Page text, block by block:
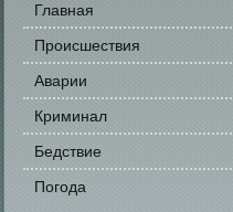
Главная
Происшестви­я
Аварии
Криминал
Бедстви­е
Погода